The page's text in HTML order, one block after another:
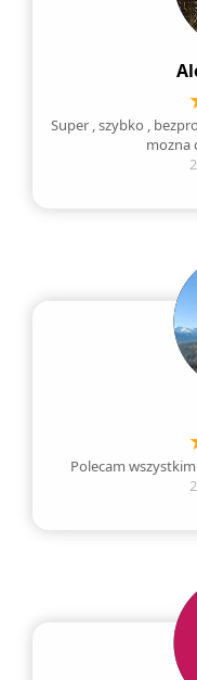
Super , szybko ,
mozna
Polecam